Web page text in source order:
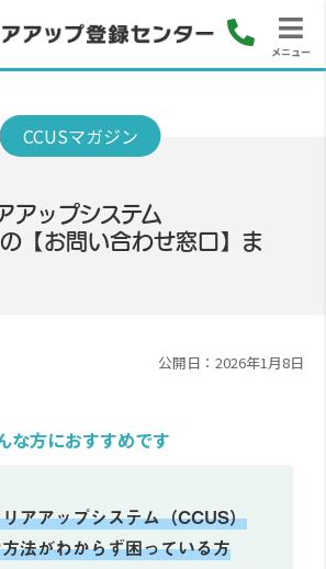
メニュー
アップシステム
【お問い合わせ窓口】ま
公開日：2026年1月8日
方におすすめです
アアップシステム（CCUS）
法がわからず困っている方